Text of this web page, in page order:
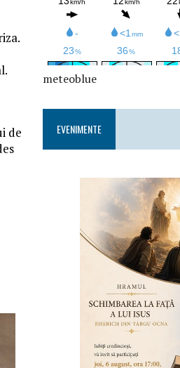
de
meteoblue
EVENIMENTE